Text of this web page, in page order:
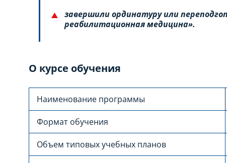
завершили ординатуру или
реабилитационная медицина».
О курсе обучения
Наименование программы
Формат обучения
Объем типовых учебных планов